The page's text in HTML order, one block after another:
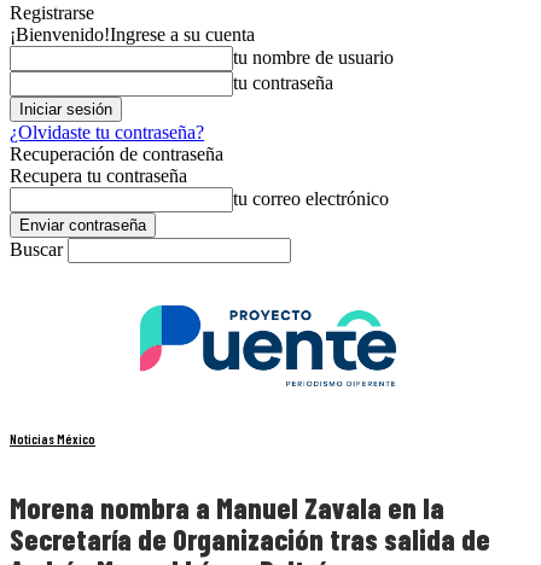
Registrarse
¡Bienvenido!Ingrese a su cuenta
tu nombre de usuario
tu contraseña
¿Olvidaste tu contraseña?
Recuperación de contraseña
Recupera tu contraseña
tu correo electrónico
Buscar
Noticias México
Morena nombra a Manuel Zavala en la
Secretaría de Organización tras salida de